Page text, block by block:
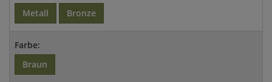
Metall
Bronze
Farbe:
Braun